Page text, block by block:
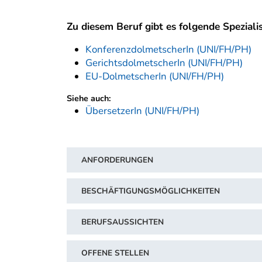
Zu diesem Beruf gibt es folgende
KonferenzdolmetscherIn (UNI/FH/PH)
GerichtsdolmetscherIn (UNI/FH/PH)
EU-DolmetscherIn (UNI/FH/PH)
Siehe auch:
ÜbersetzerIn (UNI/FH/PH)
ANFORDERUNGEN
BESCHÄFTIGUNGSMÖGLICHKEITEN
BERUFSAUSSICHTEN
OFFENE STELLEN